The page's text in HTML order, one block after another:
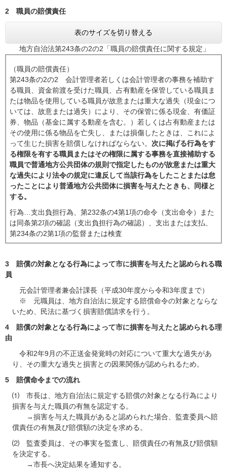
2 職員の賠償責任
表のサイズを切り替える
地方自治法第243条の2の2「職員の賠償責任に関する規定」
（職員の賠償責任）
第243条の2の2 会計管理者若しくは会計管理者の事務を補助す
る職員、資金前渡を受けた職員、占有動産を保管している職員ま
たは物品を使用している職員が故意または重大な過失（現金につ
いては、故意または過失）により、その保管に係る現金、有価証
券、物品（基金に属する動産を含む。）若しくは占有動産または
その使用に係る物品を亡失し、または損傷したときは、これによ
って生じた損害を賠償しなければならない。 次に掲げる行為をす
る権限を有する職員またはその権限に属する事務を直接補助する
職員で普通地方公共団体の規則で指定したものが故意または重大
な過失により法令の規定に違反して当該行為をしたことまたは怠
ったことにより普通地方公共団体に損害を与えたときも、同様と
する。
行為…支出負担行為、第232条の4第1項の命令（支出命令）また
は同条第2項の確認（支出負担行為の確認）、支出または支払、
第234条の2第1項の監督または検査
3 賠償の対象となる行為によって市に損害を与えたと認められる職
員
元会計管理者兼会計課長（平成30年度から令和3年度まで）
※ 元職員は、地方自治法に規定する賠償命令の対象とならな
いため、民法に基づく損害賠償請求を行う。
4 賠償の対象となる行為によって市に損害を与えたと認められる理
由
令和2年9月の不正送金発覚時の対応について重大な過失があ
り、その重大な過失と損害との因果関係が認められるため。
5 賠償命令までの流れ
⑴ 市長は、地方自治法に規定する賠償の対象となる行為により
損害を与えた職員の有無を認定する。
→損害を与えた職員があると認められた場合、監査委員へ賠
償責任の有無及び賠償額の決定を求める。
⑵ 監査委員は、その事実を監査し、賠償責任の有無及び賠償額
を決定する。
→市長へ決定結果を通知する。